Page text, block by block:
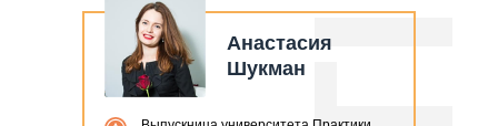
Анастасия
Шукман